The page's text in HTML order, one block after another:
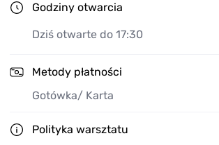
Godziny otwarcia
Dziś otwarte do 17:30
Metody płatności
Gotówka/ Karta
Polityka warsztatu